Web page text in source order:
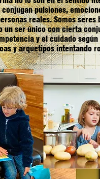
pulsiones,
reales. Somos
un ser único con cierta
y el cuidado
y arquetipos intentando